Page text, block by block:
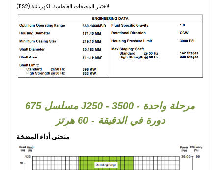
(11S2) لاختبار المضخات الغاطسة الكهربائية.
675 مسلسل J250 - مرحلة واحدة - 3500
دورة في الدقيقة - 60 هرتز
منحنى أداء المضخة